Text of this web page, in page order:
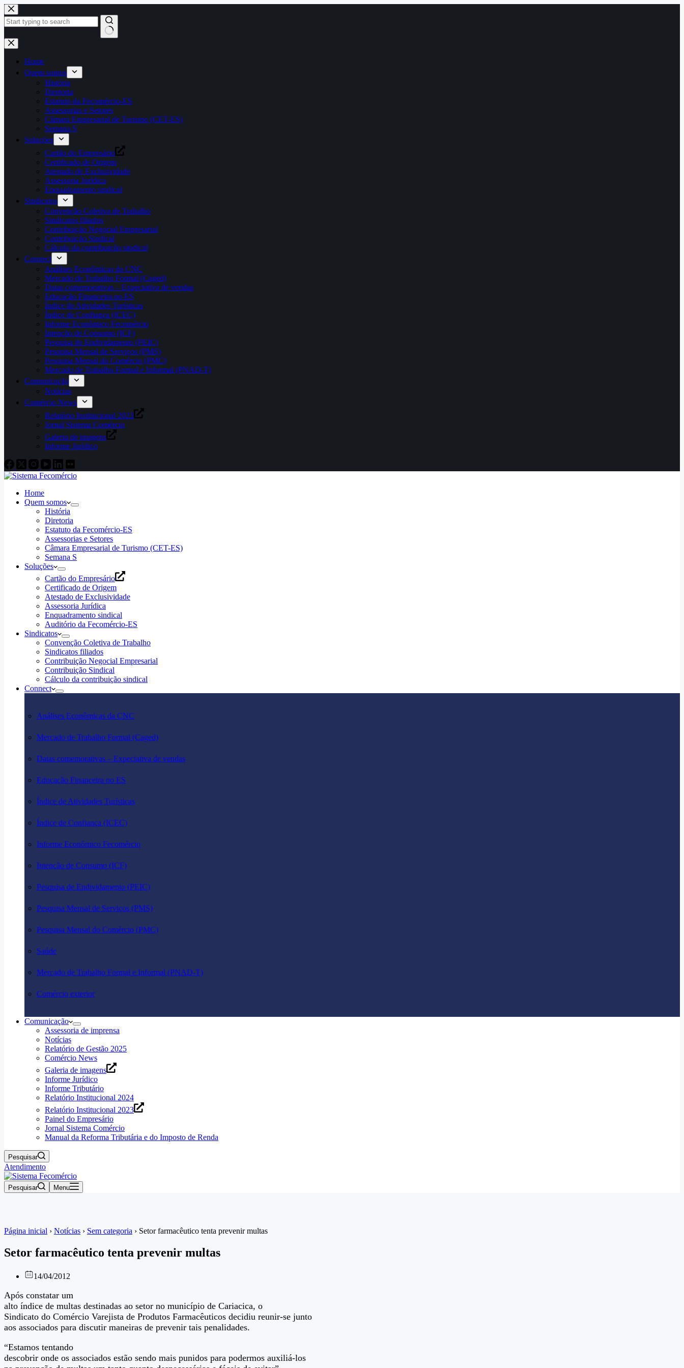
Pular
para
o
Home
Quem somos
História
Diretoria
Estatuto da Fecomércio-ES
Assessorias e Setores
Câmara Empresarial de Turismo (CET-ES)
Semana S
Soluções
Cartão do Empresário
Certificado de Origem
Atestado de Exclusividade
Assessoria Jurídica
Enquadramento sindical
Sindicatos
Convenção Coletiva de Trabalho
Sindicatos filiados
Contribuição Negocial Empresarial
Contribuição Sindical
Cálculo da contribuição sindical
Connect
Análises Econômicas da CNC
Mercado de Trabalho Formal (Caged)
Datas comemorativas – Expectativa de vendas
Educação Financeira no ES
Índice de Atividades Turísticas
Índice de Confiança (ICEC)
Informe Econômico Fecomércio
Intenção de Consumo (ICF)
Pesquisa de Endividamento (PEIC)
Pesquisa Mensal de Serviços (PMS)
Pesquisa Mensal do Comércio (PMC)
Mercado de Trabalho Formal e Informal (PNAD-T)
Comunicação
Notícias
Comércio News
Relatório Institucional 2023
Jornal Sistema Comércio
Galeria de imagens
Informe Jurídico
Home
Quem somos
História
Diretoria
Estatuto da Fecomércio-ES
Assessorias e Setores
Câmara Empresarial de Turismo (CET-ES)
Semana S
Soluções
Cartão do Empresário
Certificado de Origem
Atestado de Exclusividade
Assessoria Jurídica
Enquadramento sindical
Auditório da Fecomércio-ES
Sindicatos
Convenção Coletiva de Trabalho
Sindicatos filiados
Contribuição Negocial Empresarial
Contribuição Sindical
Cálculo da contribuição sindical
Connect
Análises Econômicas da CNC
Mercado de Trabalho Formal (Caged)
Datas comemorativas – Expectativa de vendas
Educação Financeira no ES
Índice de Atividades Turísticas
Índice de Confiança (ICEC)
Informe Econômico Fecomércio
Intenção de Consumo (ICF)
Pesquisa de Endividamento (PEIC)
Pesquisa Mensal de Serviços (PMS)
Pesquisa Mensal do Comércio (PMC)
Saúde
Mercado de Trabalho Formal e Informal (PNAD-T)
Comércio exterior
Comunicação
Assessoria de imprensa
Notícias
Relatório de Gestão 2025
Comércio News
Galeria de imagens
Informe Jurídico
Informe Tributário
Relatório Institucional 2024
Relatório Institucional 2023
Painel do Empresário
Jornal Sistema Comércio
Manual da Reforma Tributária e do Imposto de Renda
Pesquisar
Atendimento
Pesquisar Menu
Página inicial › Notícias › Sem categoria › Setor farmacêutico tenta prevenir multas
Setor farmacêutico tenta prevenir multas
14/04/2012
Após constatar um
alto índice de multas destinadas ao setor no município de Cariacica, o
Sindicato do Comércio Varejista de Produtos Farmacêuticos decidiu reunir-se junto
aos associados para discutir maneiras de prevenir tais penalidades.
“Estamos tentando
descobrir onde os associados estão sendo mais punidos para podermos auxiliá-los